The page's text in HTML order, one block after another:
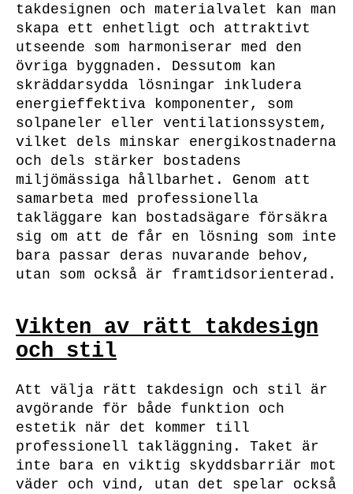
takdesignen och materialvalet kan man
skapa ett enhetligt och attraktivt
utseende som harmoniserar med den
övriga byggnaden. Dessutom kan
skräddarsydda lösningar inkludera
energieffektiva komponenter, som
solpaneler eller ventilationssystem,
vilket dels minskar energikostnaderna
och dels stärker bostadens
miljömässiga hållbarhet. Genom att
samarbeta med professionella
takläggare kan bostadsägare försäkra
sig om att de får en lösning som inte
bara passar deras nuvarande behov,
utan som också är framtidsorienterad.
Vikten av rätt takdesign
och stil
Att välja rätt takdesign och stil är
avgörande för både funktion och
estetik när det kommer till
professionell takläggning. Taket är
inte bara en viktig skyddsbarriär mot
väder och vind, utan det spelar också